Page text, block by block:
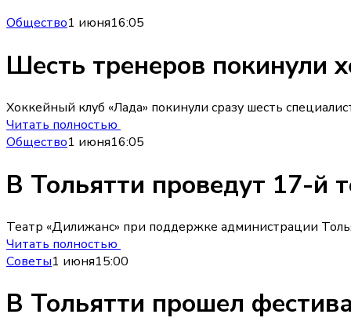
Общество1 июня16:05
Шесть тренеров покинули
Хоккейный клуб «Лада» покинули сразу шесть
Читать полностью
Общество1 июня16:05
В Тольятти проведут 17-й
Театр «Дилижанс» при поддержке администрации
Читать полностью
Советы1 июня15:00
В Тольятти прошел